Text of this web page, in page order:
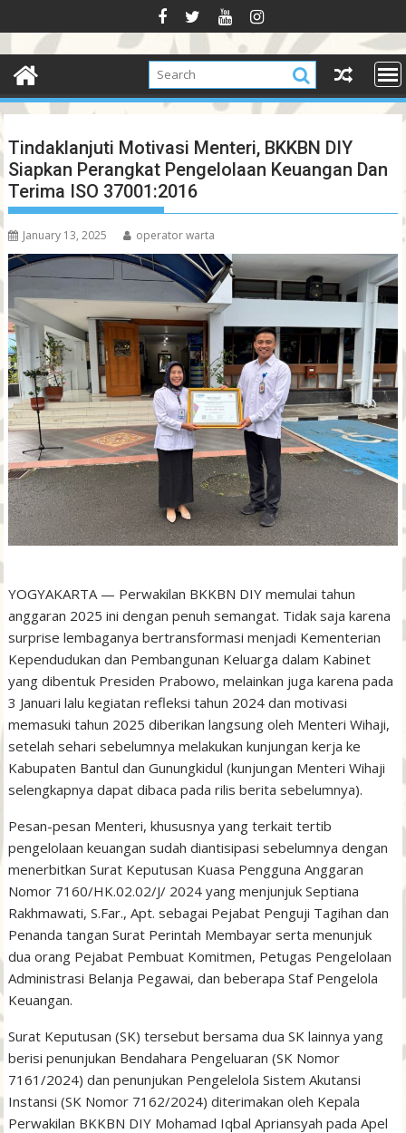
to
content
Tindaklanjuti Motivasi Menteri, BKKBN DIY
Siapkan Perangkat Pengelolaan Keuangan Dan
Terima ISO 37001:2016
January 13, 2025 operator warta
YOGYAKARTA — Perwakilan BKKBN DIY memulai tahun
anggaran 2025 ini dengan penuh semangat. Tidak saja karena
surprise lembaganya bertransformasi menjadi Kementerian
Kependudukan dan Pembangunan Keluarga dalam Kabinet
yang dibentuk Presiden Prabowo, melainkan juga karena pada
3 Januari lalu kegiatan refleksi tahun 2024 dan motivasi
memasuki tahun 2025 diberikan langsung oleh Menteri Wihaji,
setelah sehari sebelumnya melakukan kunjungan kerja ke
Kabupaten Bantul dan Gunungkidul (kunjungan Menteri Wihaji
selengkapnya dapat dibaca pada rilis berita sebelumnya).
Pesan-pesan Menteri, khususnya yang terkait tertib
pengelolaan keuangan sudah diantisipasi sebelumnya dengan
menerbitkan Surat Keputusan Kuasa Pengguna Anggaran
Nomor 7160/HK.02.02/J/ 2024 yang menjunjuk Septiana
Rakhmawati, S.Far., Apt. sebagai Pejabat Penguji Tagihan dan
Penanda tangan Surat Perintah Membayar serta menunjuk
dua orang Pejabat Pembuat Komitmen, Petugas Pengelolaan
Administrasi Belanja Pegawai, dan beberapa Staf Pengelola
Keuangan.
Surat Keputusan (SK) tersebut bersama dua SK lainnya yang
berisi penunjukan Bendahara Pengeluaran (SK Nomor
7161/2024) dan penunjukan Pengelelola Sistem Akutansi
Instansi (SK Nomor 7162/2024) diterimakan oleh Kepala
Perwakilan BKKBN DIY Mohamad Iqbal Apriansyah pada Apel